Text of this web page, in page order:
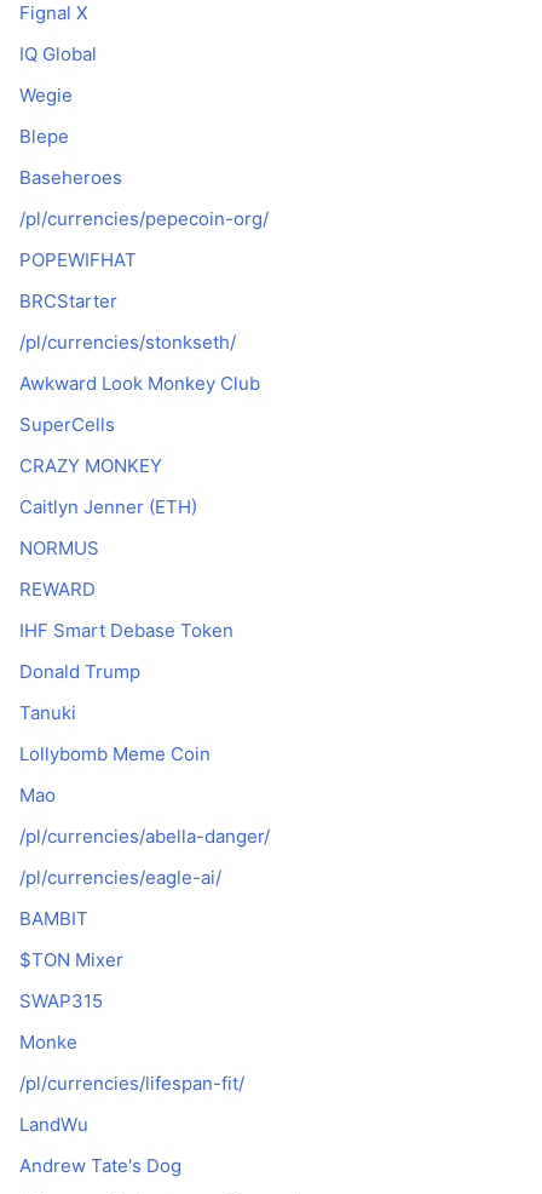
Fignal X
IQ Global
Wegie
Blepe
Baseheroes
/pl/currencies/pepecoin-org/
POPEWIFHAT
BRCStarter
/pl/currencies/stonkseth/
Awkward Look Monkey Club
SuperCells
CRAZY MONKEY
Caitlyn Jenner (ETH)
NORMUS
REWARD
IHF Smart Debase Token
Donald Trump
Tanuki
Lollybomb Meme Coin
Mao
/pl/currencies/abella-danger/
/pl/currencies/eagle-ai/
BAMBIT
$TON Mixer
SWAP315
Monke
/pl/currencies/lifespan-fit/
LandWu
Andrew Tate's Dog